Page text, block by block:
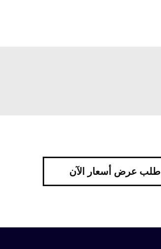
اطلب عرض أسعار الآن